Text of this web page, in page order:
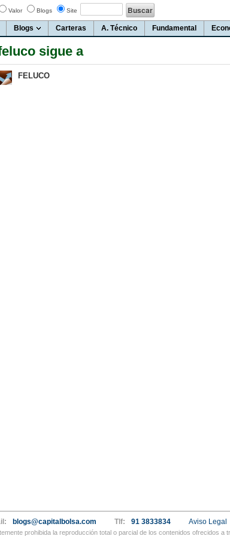
Valor Blogs Site
Blogs Carteras A. Técnico Fundamental
sigue a
FELUCO
blogs@capitalbolsa.com Tlf: 91 3833834 Aviso Legal
prohibida la reproducción total o parcial de los contenidos ofrecidos